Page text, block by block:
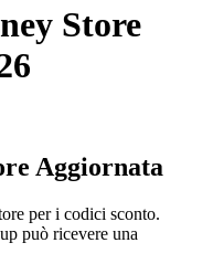
Store
Aggiornata
per i codici sconto.
può ricevere una